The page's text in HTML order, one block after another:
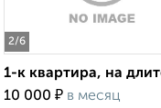
2/6
1-к квартира, на
10 000 ₽ в месяц